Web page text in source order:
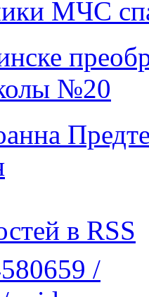
МЧС
№20
в RSS